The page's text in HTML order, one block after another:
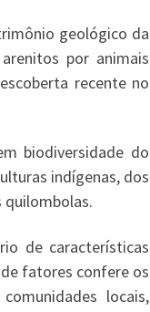
geológico da
por animais
recente no
biodiversidade do
indígenas, dos
quilombolas.
de características
fatores confere os
locais,